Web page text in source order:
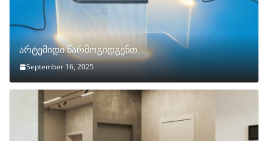
არტემიდი წარმოგიდგენთ
September 16, 2025